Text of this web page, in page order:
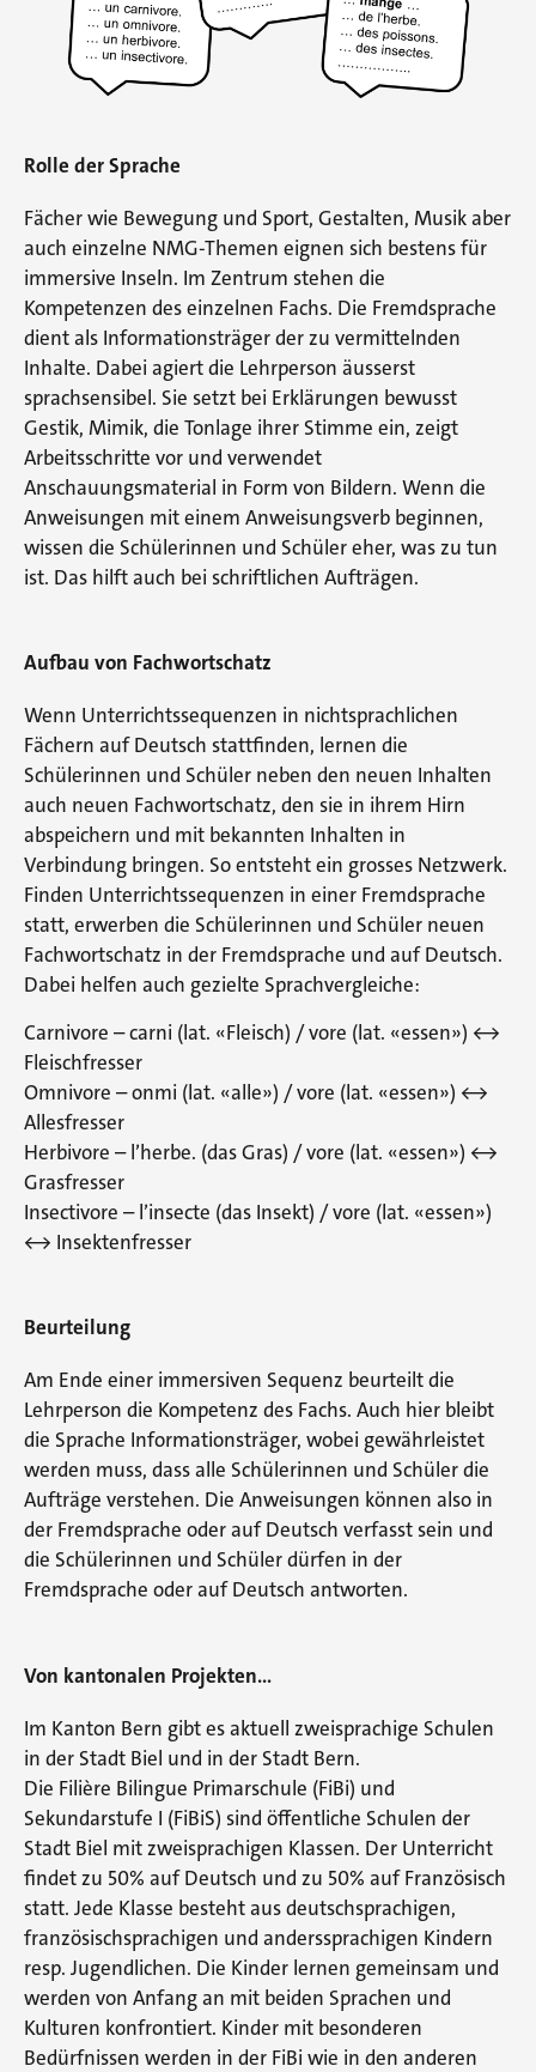
Rolle der Sprache
Fächer wie Bewegung und Sport, Gestalten, Musik aber
auch einzelne NMG-Themen eignen sich bestens für
immersive Inseln. Im Zentrum stehen die
Kompetenzen des einzelnen Fachs. Die Fremdsprache
dient als Informationsträger der zu vermittelnden
Inhalte. Dabei agiert die Lehrperson äusserst
sprachsensibel. Sie setzt bei Erklärungen bewusst
Gestik, Mimik, die Tonlage ihrer Stimme ein, zeigt
Arbeitsschritte vor und verwendet
Anschauungsmaterial in Form von Bildern. Wenn die
Anweisungen mit einem Anweisungsverb beginnen,
wissen die Schülerinnen und Schüler eher, was zu tun
ist. Das hilft auch bei schriftlichen Aufträgen.
Aufbau von Fachwortschatz
Wenn Unterrichtssequenzen in nichtsprachlichen
Fächern auf Deutsch stattfinden, lernen die
Schülerinnen und Schüler neben den neuen Inhalten
auch neuen Fachwortschatz, den sie in ihrem Hirn
abspeichern und mit bekannten Inhalten in
Verbindung bringen. So entsteht ein grosses Netzwerk.
Finden Unterrichtssequenzen in einer Fremdsprache
statt, erwerben die Schülerinnen und Schüler neuen
Fachwortschatz in der Fremdsprache und auf Deutsch.
Dabei helfen auch gezielte Sprachvergleiche:
Carnivore – carni (lat. «Fleisch) / vore (lat. «essen») <->
Fleischfresser
Omnivore – onmi (lat. «alle») / vore (lat. «essen») <->
Allesfresser
Herbivore – l’herbe. (das Gras) / vore (lat. «essen») <->
Grasfresser
Insectivore – l’insecte (das Insekt) / vore (lat. «essen»)
<-> Insektenfresser
Beurteilung
Am Ende einer immersiven Sequenz beurteilt die
Lehrperson die Kompetenz des Fachs. Auch hier bleibt
die Sprache Informationsträger, wobei gewährleistet
werden muss, dass alle Schülerinnen und Schüler die
Aufträge verstehen. Die Anweisungen können also in
der Fremdsprache oder auf Deutsch verfasst sein und
die Schülerinnen und Schüler dürfen in der
Fremdsprache oder auf Deutsch antworten.
Von kantonalen Projekten…
Im Kanton Bern gibt es aktuell zweisprachige Schulen
in der Stadt Biel und in der Stadt Bern.
Die Filière Bilingue Primarschule (FiBi) und
Sekundarstufe I (FiBiS) sind öffentliche Schulen der
Stadt Biel mit zweisprachigen Klassen. Der Unterricht
findet zu 50% auf Deutsch und zu 50% auf Französisch
statt. Jede Klasse besteht aus deutschsprachigen,
französischsprachigen und anderssprachigen Kindern
resp. Jugendlichen. Die Kinder lernen gemeinsam und
werden von Anfang an mit beiden Sprachen und
Kulturen konfrontiert. Kinder mit besonderen
Bedürfnissen werden in der FiBi wie in den anderen